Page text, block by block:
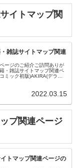
イトマップ関
雑誌サイトマップ関連
ージのご紹介ご訪問ありが
・雑誌サイトマップ関連ペ
ミック初版)AKIRA(デラッ
2022.03.15
プ関連ページ
トマップ関連ページの